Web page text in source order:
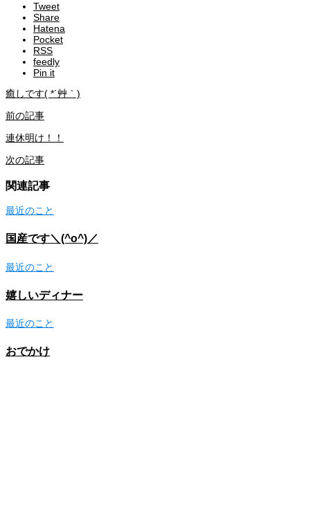
Tweet
Share
Hatena
Pocket
RSS
feedly
Pin it
癒しです( *´艸｀)
前の記事
連休明け！！
次の記事
関連記事
最近のこと
国産です＼(^o^)／
最近のこと
嬉しいディナー
最近のこと
おでかけ